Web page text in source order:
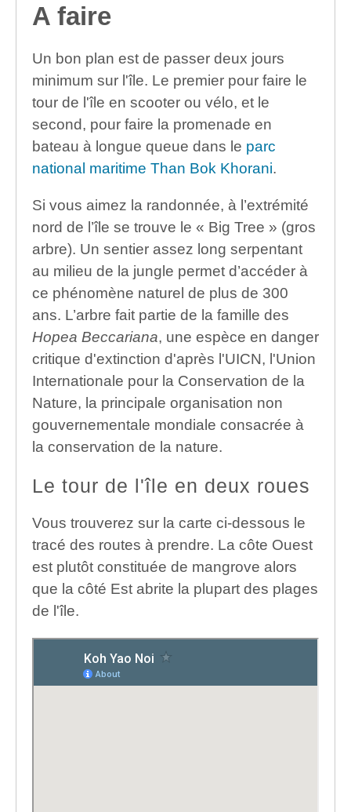
A faire
Un bon plan est de passer deux jours
minimum sur l'île. Le premier pour faire le
tour de l'île en scooter ou vélo, et le
second, pour faire la promenade en
bateau à longue queue dans le parc
national maritime Than Bok Khorani.
Si vous aimez la randonnée, à l’extrémité
nord de l’île se trouve le « Big Tree » (gros
arbre). Un sentier assez long serpentant
au milieu de la jungle permet d’accéder à
ce phénomène naturel de plus de 300
ans. L’arbre fait partie de la famille des
Hopea Beccariana, une espèce en danger
critique d'extinction d'après l'UICN, l'Union
Internationale pour la Conservation de la
Nature, la principale organisation non
gouvernementale mondiale consacrée à
la conservation de la nature.
Le tour de l'île en deux roues
Vous trouverez sur la carte ci-dessous le
tracé des routes à prendre. La côte Ouest
est plutôt constituée de mangrove alors
que la côté Est abrite la plupart des plages
de l'île.